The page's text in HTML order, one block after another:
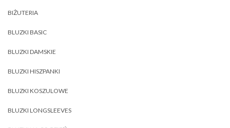
BIŻUTERIA
BLUZKI BASIC
BLUZKI DAMSKIE
BLUZKI HISZPANKI
BLUZKI KOSZULOWE
BLUZKI LONGSLEEVES